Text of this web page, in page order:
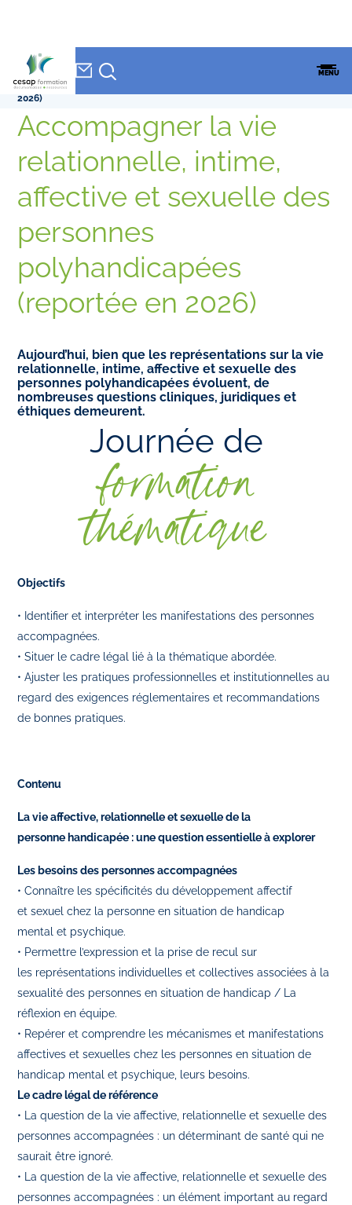
FORMATION
MENU
Accueil»
affective et sexuelle des personnes polyhandicapées (reportée en
2026)
Accompagner la vie
relationnelle, intime,
affective et sexuelle des
personnes
polyhandicapées
(reportée en 2026)
Aujourd’hui, bien que les représentations sur la vie
relationnelle, intime, affective et sexuelle des
personnes polyhandicapées évoluent, de
nombreuses questions cliniques, juridiques et
éthiques demeurent.
Journée de
formation
thématique
Objectifs
• Identifier et interpréter les manifestations des personnes
accompagnées.
• Situer le cadre légal lié à la thématique abordée.
• Ajuster les pratiques professionnelles et institutionnelles au
regard des exigences réglementaires et recommandations
de bonnes pratiques.
Contenu
La vie affective, relationnelle et sexuelle de la
personne handicapée : une question essentielle à explorer
Les besoins des personnes accompagnées
• Connaître les spécificités du développement affectif
et sexuel chez la personne en situation de handicap
mental et psychique.
• Permettre l’expression et la prise de recul sur
les représentations individuelles et collectives associées à la
sexualité des personnes en situation de handicap / La
réflexion en équipe.
• Repérer et comprendre les mécanismes et manifestations
affectives et sexuelles chez les personnes en situation de
handicap mental et psychique, leurs besoins.
Le cadre légal de référence
• La question de la vie affective, relationnelle et sexuelle des
personnes accompagnées : un déterminant de santé qui ne
saurait être ignoré.
• La question de la vie affective, relationnelle et sexuelle des
personnes accompagnées : un élément important au regard